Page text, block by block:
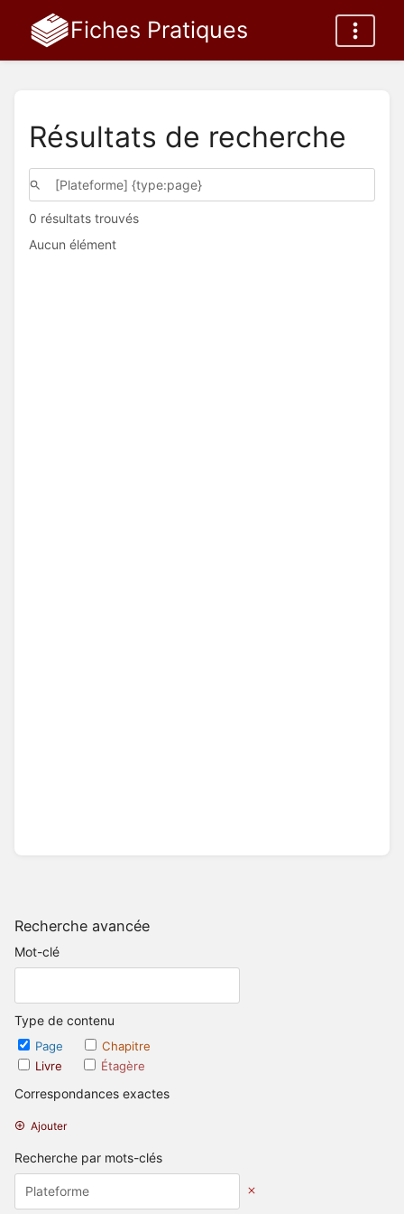
Fiches Pratiques
Recherche avancée
Mot-clé
Type de contenu
Page
Chapitre
Livre
Étagère
Correspondances exactes
Ajouter
Recherche par mots-clés
Résultats de recherche
0 résultats trouvés
Aucun élément